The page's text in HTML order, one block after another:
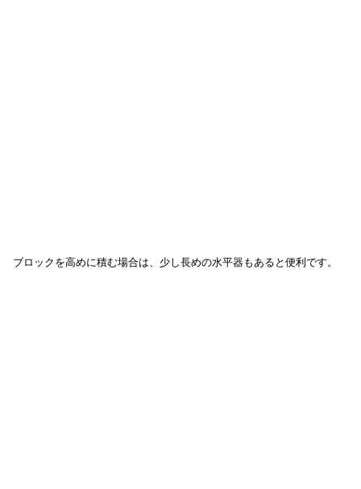
ブロックを高めに積む場合は、少し長めの水平器もあると便利です。